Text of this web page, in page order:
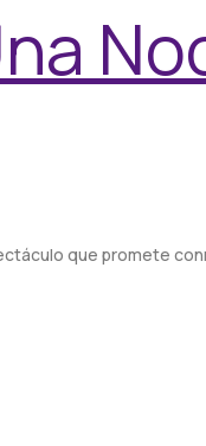
que promete